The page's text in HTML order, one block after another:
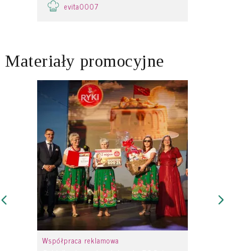
evita0007
Materiały promocyjne
Współpraca reklamowa